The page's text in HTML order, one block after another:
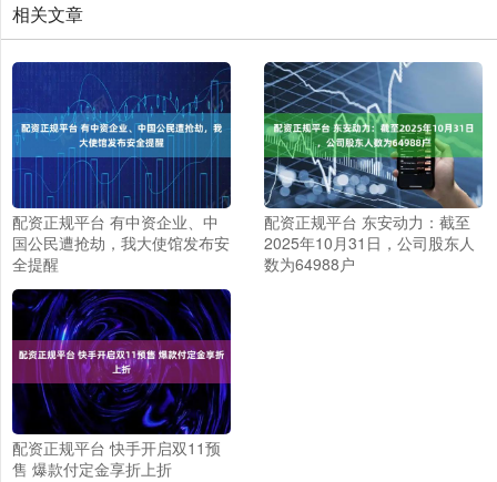
相关文章
配资正规平台 有中资企业、中
国公民遭抢劫，我大使馆发布安
全提醒
配资正规平台 东安动力：截至
2025年10月31日，公司股东人
数为64988户
配资正规平台 快手开启双11预
售 爆款付定金享折上折